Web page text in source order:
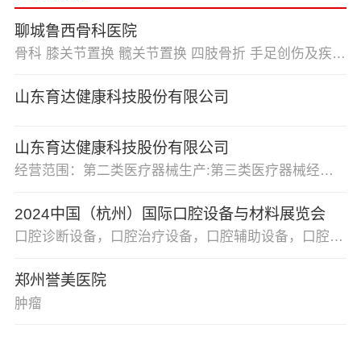
聊城鲁西骨科医院
骨科 膝关节置换 髋关节置换 四肢骨折 手足创伤及疾病 脊柱疾病 康复 医养结合
山东育达健康科技股份有限公司
山东育达健康科技股份有限公司
经营范围：第二类医疗器械生产:第三类医疗器械经营:货物进出口:技术进出口;消毒器械销售:消毒器械生产;用于传染病防治的消毒产品生产。(依法须经批准的项目，经相关部门批准后方可开展经营活动，具体经营项目以相关部门批准文件或许可证件为准)一般项目:技术服务、技术开发、技术咨询、技术交流、技术转让、技术推广;健康咨询服务(不含诊疗服务);第二类医疗器械销售:第一类医疗器械销售:第一类医疗器械生产:汽车零配件批发:包装材料及制品销售:新材料技术研发:日用口罩(非医用)销售:日用口罩(非医用)生产:针纺织品销售:产业用纺织制成品销售:产业用纺织制成品制造:计算机软硬件及辅助设备批发:电子产品销售:通讯设备销售:广告制作:广告设计、代理:广告发布(非广播电台、电视台、报刊出版单位):医用口罩批发:机械设备租赁:医护人员防护用品生产(I类医疗器械):医护人员防护用品批发:家具制造:专用设备制造(不含许可类专业设备制造)。(除依法须经批准的项目外，凭营业执照依法自主开展经营活动)
2024中国（杭州）国际口腔设备与材料展览会
口腔诊断设备，口腔治疗设备，口腔辅助设备，口腔护理
郑州誉美医院
肿瘤